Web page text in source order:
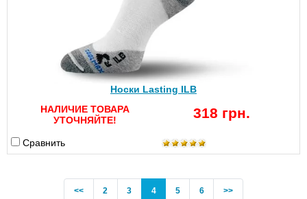
Носки Lasting ILB
НАЛИЧИЕ ТОВАРА
УТОЧНЯЙТЕ!
318 грн.
Сравнить
<<Previous
2 3 4(current)
5 6 >>